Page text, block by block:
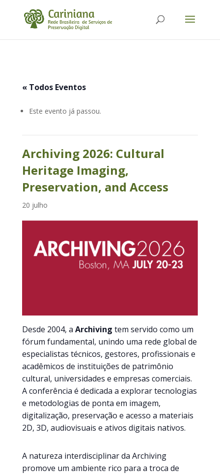
« Todos Eventos
Este evento já passou.
Archiving 2026: Cultural
Heritage Imaging,
Preservation, and Access
20 julho
Desde 2004, a Archiving tem servido como um
fórum fundamental, unindo uma rede global de
especialistas técnicos, gestores, profissionais e
acadêmicos de instituições de patrimônio
cultural, universidades e empresas comerciais.
A conferência é dedicada a explorar tecnologias
e metodologias de ponta em imagem,
digitalização, preservação e acesso a materiais
2D, 3D, audiovisuais e ativos digitais nativos.
A natureza interdisciplinar da Archiving
promove um ambiente rico para a troca de